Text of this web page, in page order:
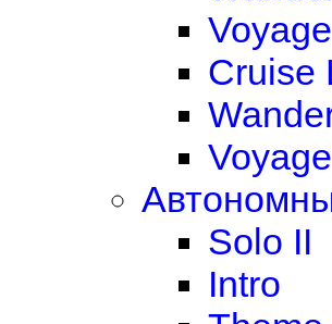
Voyage
Cruise
Solo II
Intro